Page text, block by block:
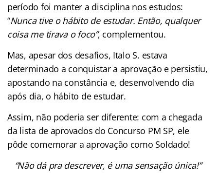
período foi manter a disciplina nos estudos:
“Nunca tive o hábito de estudar. Então, qualquer
coisa me tirava o foco”, complementou.
Mas, apesar dos desafios, Italo S. estava
determinado a conquistar a aprovação e persistiu,
apostando na constância e, desenvolvendo dia
após dia, o hábito de estudar.
Assim, não poderia ser diferente: com a chegada
da lista de aprovados do Concurso PM SP, ele
pôde comemorar a aprovação como Soldado!
“Não dá pra descrever, é uma sensação única!”